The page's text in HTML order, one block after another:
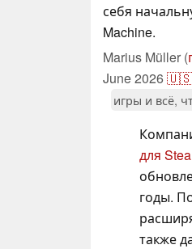
себя
Machine.
Marius Müller (
June 2026🇺🇸
игры и всё,
для
годы.
также